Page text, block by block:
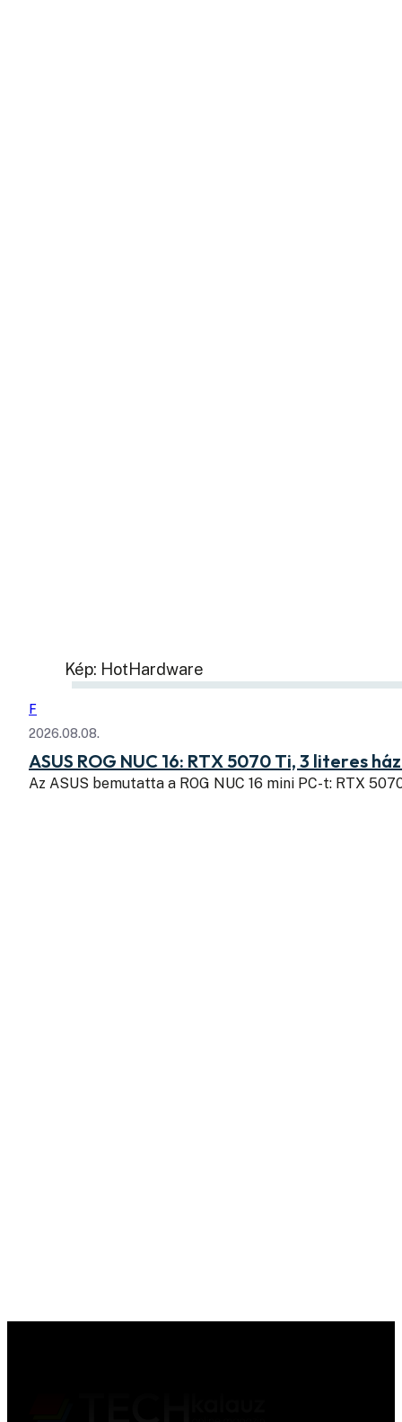
Kép: HotHardware
F
2026.08.08.
ASUS ROG NUC 16: RTX 5070 Ti, 3 literes
Az ASUS bemutatta a ROG NUC 16 mini PC-t: RTX